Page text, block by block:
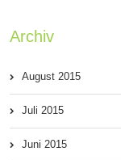
Archiv
August 2015
Juli 2015
Juni 2015